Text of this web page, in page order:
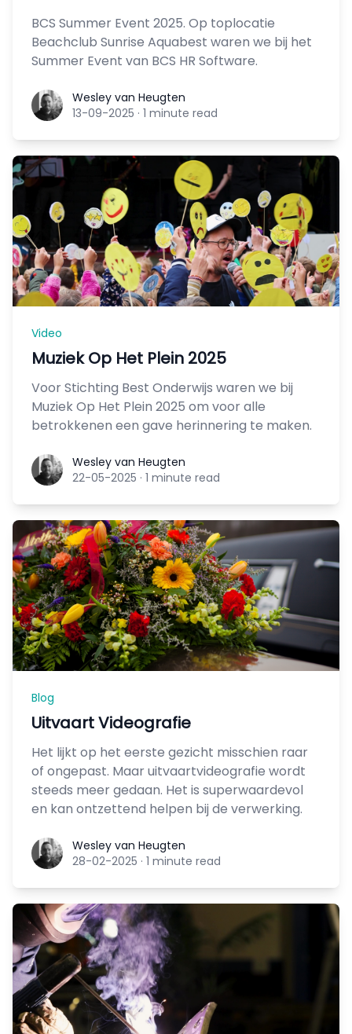
BCS Summer Event 2025. Op toplocatie
Beachclub Sunrise Aquabest waren we bij het
Summer Event van BCS HR Software.
Wesley van Heugten
Wesley van Heugten
13-09-2025 · 1 minute read
Video
Muziek Op Het Plein 2025
Voor Stichting Best Onderwijs waren we bij
Muziek Op Het Plein 2025 om voor alle
betrokkenen een gave herinnering te maken.
Wesley van Heugten
Wesley van Heugten
22-05-2025 · 1 minute read
Blog
Uitvaart Videografie
Het lijkt op het eerste gezicht misschien raar
of ongepast. Maar uitvaartvideografie wordt
steeds meer gedaan. Het is superwaardevol
en kan ontzettend helpen bij de verwerking.
Wesley van Heugten
Wesley van Heugten
28-02-2025 · 1 minute read